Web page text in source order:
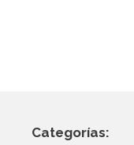
Categorías: